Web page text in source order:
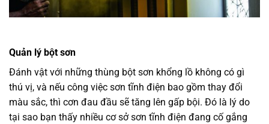
Quản lý bột sơn
Đánh vật với những thùng bột sơn khổng lồ không có gì
thú vị, và nếu công việc sơn tĩnh điện bao gồm thay đổi
màu sắc, thì cơn đau đầu sẽ tăng lên gấp bội. Đó là lý do
tại sao bạn thấy nhiều cơ sở sơn tĩnh điện đang cố gắng